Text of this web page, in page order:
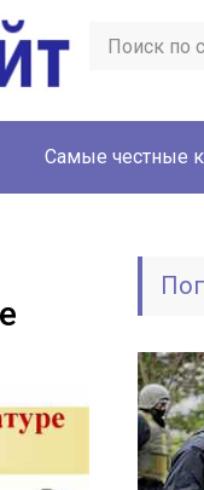
Cамые честные